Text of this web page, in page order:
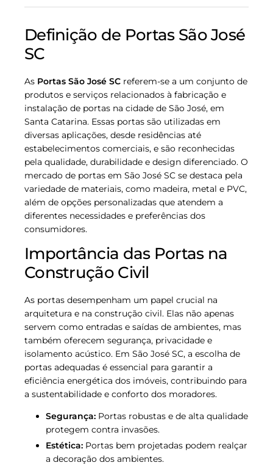
Definição de Portas São José
SC
As Portas São José SC referem-se a um conjunto de
produtos e serviços relacionados à fabricação e
instalação de portas na cidade de São José, em
Santa Catarina. Essas portas são utilizadas em
diversas aplicações, desde residências até
estabelecimentos comerciais, e são reconhecidas
pela qualidade, durabilidade e design diferenciado. O
mercado de portas em São José SC se destaca pela
variedade de materiais, como madeira, metal e PVC,
além de opções personalizadas que atendem a
diferentes necessidades e preferências dos
consumidores.
Importância das Portas na
Construção Civil
As portas desempenham um papel crucial na
arquitetura e na construção civil. Elas não apenas
servem como entradas e saídas de ambientes, mas
também oferecem segurança, privacidade e
isolamento acústico. Em São José SC, a escolha de
portas adequadas é essencial para garantir a
eficiência energética dos imóveis, contribuindo para
a sustentabilidade e conforto dos moradores.
Segurança: Portas robustas e de alta qualidade
protegem contra invasões.
Estética: Portas bem projetadas podem realçar
a decoração dos ambientes.